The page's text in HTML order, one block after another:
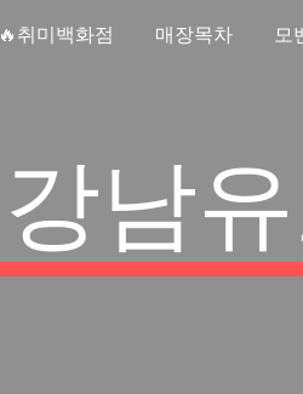
Skip to main content
🔥취미백화점 매장목차 모
강남